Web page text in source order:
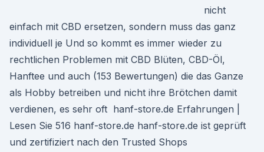
nicht
einfach mit CBD ersetzen, sondern muss das ganz
individuell je Und so kommt es immer wieder zu
rechtlichen Problemen mit CBD Blüten, CBD-Öl,
Hanftee und auch (153 Bewertungen) die das Ganze
als Hobby betreiben und nicht ihre Brötchen damit
verdienen, es sehr oft hanf-store.de Erfahrungen |
Lesen Sie 516 hanf-store.de hanf-store.de ist geprüft
und zertifiziert nach den Trusted Shops